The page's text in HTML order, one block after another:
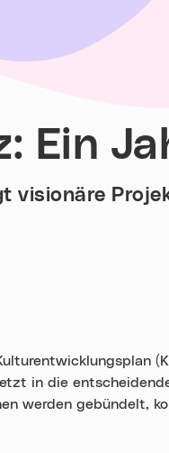
Ein
in die
werden gebündelt,